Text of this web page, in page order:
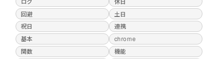
回避
土日
祝日
連携
基本
chrome
関数
機能